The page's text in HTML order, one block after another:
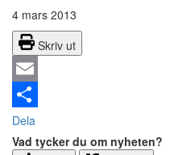
4 mars 2013
Skriv ut
Email
Dela
Vad tycker du om nyheten?